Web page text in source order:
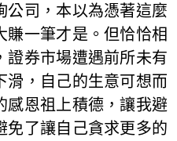
司，本以為憑著這麼
一筆才是。但恰恰相
證券市場遭遇前所未有
滑，自己的生意可想而
感恩祖上積德，讓我避
免了讓自己貪求更多的